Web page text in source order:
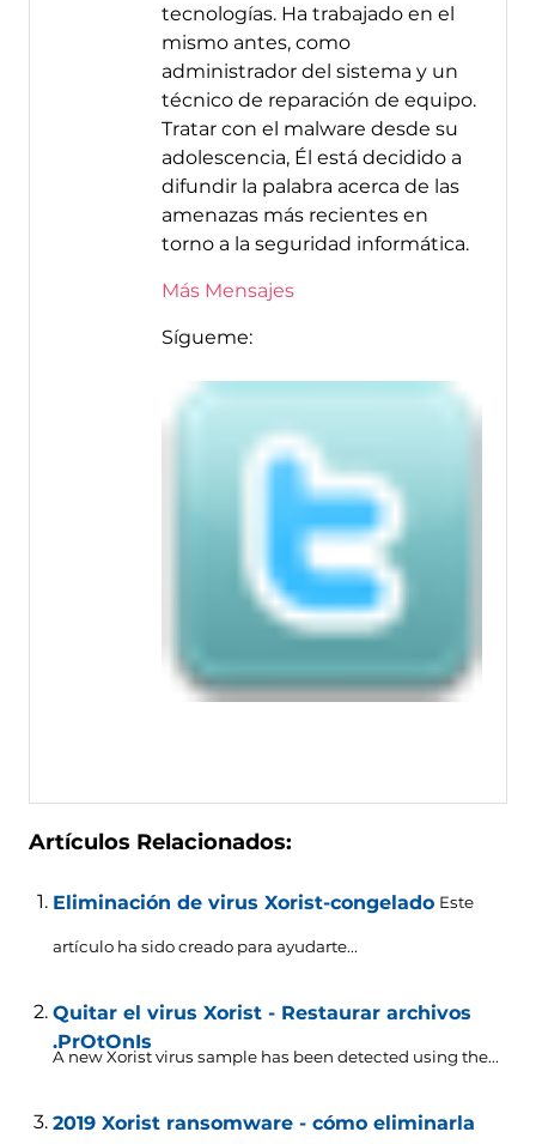
tecnologías. Ha trabajado en el
mismo antes, como
administrador del sistema y un
técnico de reparación de equipo.
Tratar con el malware desde su
adolescencia, Él está decidido a
difundir la palabra acerca de las
amenazas más recientes en
torno a la seguridad informática.
Más Mensajes
Sígueme:
Artículos Relacionados:
Eliminación de virus Xorist-congelado Este
artículo ha sido creado para ayudarte...
Quitar el virus Xorist - Restaurar archivos
.PrOtOnIs
A new Xorist virus sample has been detected using the...
2019 Xorist ransomware - cómo eliminarla